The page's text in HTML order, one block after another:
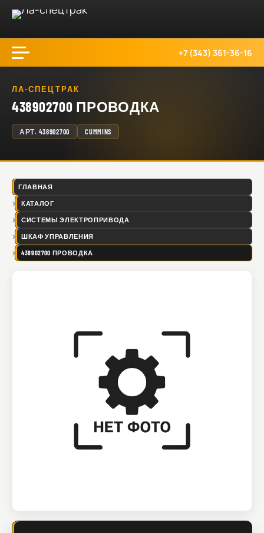
+7 (343) 361-36-16
ЛА-СПЕЦТРАК
438902700 ПРОВОДКА
АРТ. 438902700 CUMMINS
ГЛАВНАЯ
КАТАЛОГ
СИСТЕМЫ ЭЛЕКТРОПРИВОДА
ШКАФ УПРАВЛЕНИЯ
438902700 ПРОВОДКА